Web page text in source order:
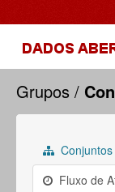
Conjuntos de
Grupos
Grupos
Fluxo de